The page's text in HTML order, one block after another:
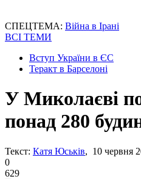
СПЕЦТЕМА: Війна в Ірані
ВСІ ТЕМИ
Вступ України в ЄС
Теракт в Барселоні
У Миколаєві
понад 280
Текст: Катя Юськів, 10 червня
0
629